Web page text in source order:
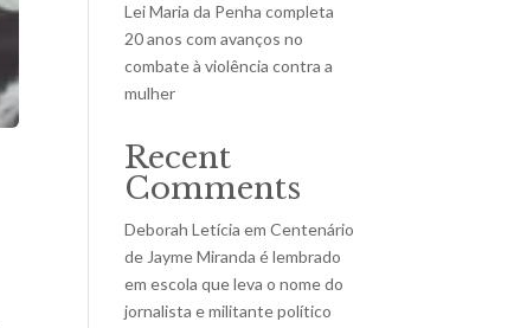
Lei Maria da Penha completa
20 anos com avanços no
combate à violência contra a
mulher
Recent
Comments
Deborah Letícia emCentenário
de Jayme Miranda é lembrado
em escola que leva o nome do
jornalista e militante político